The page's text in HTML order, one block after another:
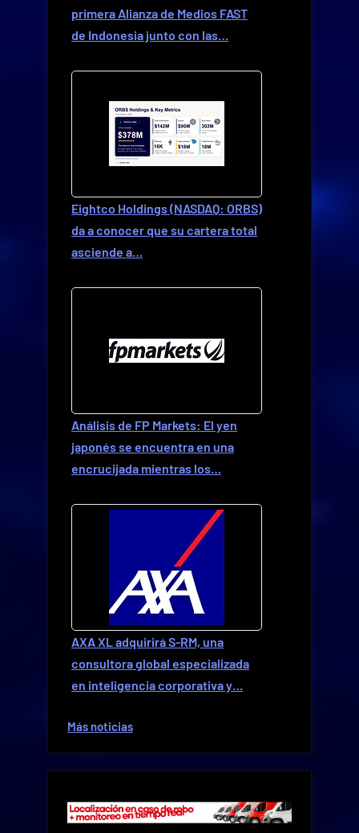
primera Alianza de Medios FAST
de Indonesia junto con las…
Eightco Holdings (NASDAQ: ORBS)
da a conocer que su cartera total
asciende a…
Análisis de FP Markets: El yen
japonés se encuentra en una
encrucijada mientras los…
AXA XL adquirirá S-RM, una
consultora global especializada
en inteligencia corporativa y…
Más noticias